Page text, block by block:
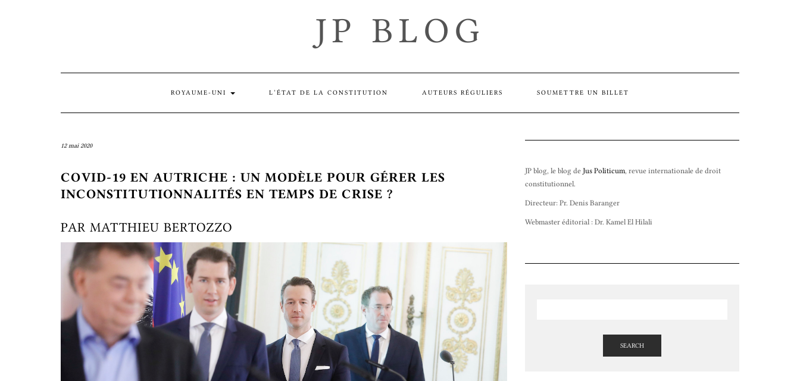
JP BLOG
ROYAUME-UNI L’ÉTAT DE LA CONSTITUTION AUTEURS RÉGULIERS SOUMETTRE UN BILLET
12 mai 2020
COVID-19 EN AUTRICHE : UN MODÈLE POUR GÉRER LES
INCONSTITUTIONNALITÉS EN TEMPS DE CRISE ?
PAR MATTHIEU BERTOZZO
JP blog, le blog de Jus Politicum, revue internationale de droit
constitutionnel.
Directeur: Pr. Denis Baranger
Webmaster éditorial : Dr. Kamel El Hilali
SEARCH